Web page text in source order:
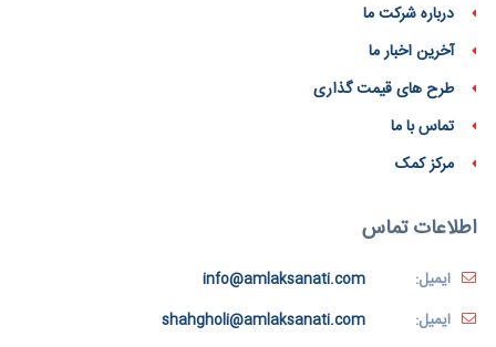
درباره شرکت ما
آخرین اخبار ما
طرح های قیمت گذاری
تماس با ما
مرکز کمک
اطلاعات تماس
ایمیل:
info@amlaksanati.com
ایمیل:
shahgholi@amlaksanati.com